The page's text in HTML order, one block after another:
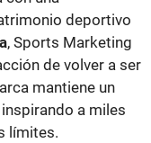
deportivo
, Sports Marketing
de volver a ser
mantiene un
a miles
límites.